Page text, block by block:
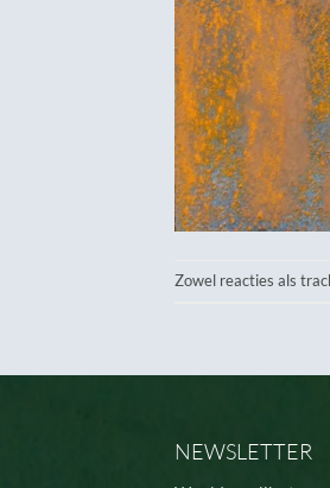
Zowel reacties als
NEWSLETTER